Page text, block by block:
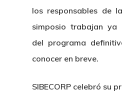
los responsables de
simposio trabajan ya
del programa
conocer en breve.
SIBECORP celebró su